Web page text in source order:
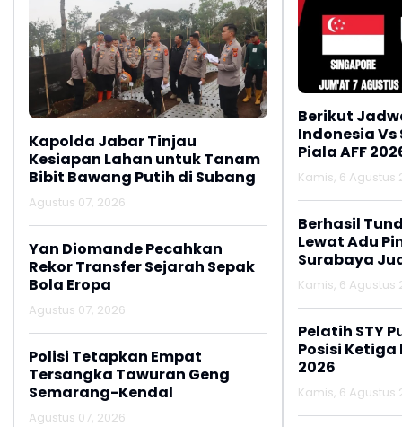
Kapolda Jabar Tinjau
Kesiapan Lahan untuk Tanam
Bibit Bawang Putih di Subang
Agustus 07, 2026
Yan Diomande Pecahkan
Rekor Transfer Sejarah Sepak
Bola Eropa
Agustus 07, 2026
Polisi Tetapkan Empat
Tersangka Tawuran Geng
Semarang-Kendal
Agustus 07, 2026
Berikut
Indonesia
Piala AFF
Kamis, 6 Agustus
Berhasil
Lewat Adu
Surabaya
2026
Kamis, 6 Agustus
Pelatih STY
Posisi Ketiga
2026
Kamis, 6 Agustus